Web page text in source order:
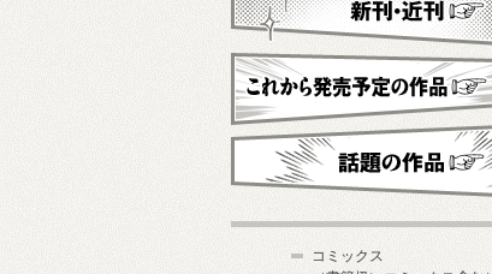
新刊・近刊
これから発売予定
コミックス